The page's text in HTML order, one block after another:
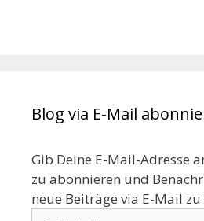
Blog via E-Mail
Gib Deine E-Mail-Adresse
zu abonnieren und
neue Beiträge via E-Mail